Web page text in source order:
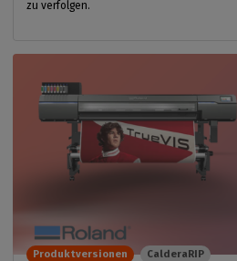
zu verfolgen.
Produktversionen CalderaRIP